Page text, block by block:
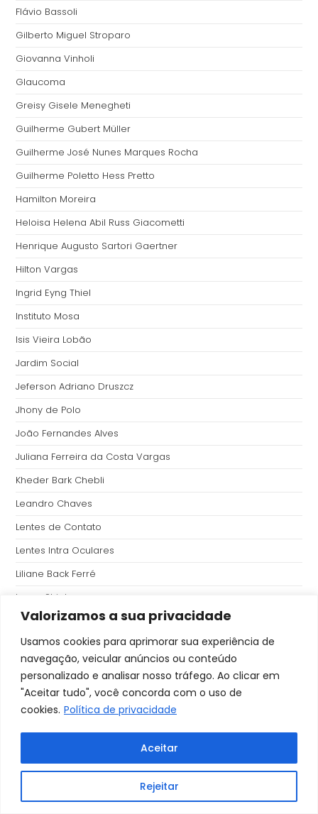
Valorizamos a sua privacidade
Usamos cookies para aprimorar sua experiência de
navegação, veicular anúncios ou conteúdo
personalizado e analisar nosso tráfego. Ao clicar em
"Aceitar tudo", você concorda com o uso de
cookies. Política de privacidade
Rejeitar
Aceitar
Flávio Bassoli
Gilberto Miguel Stroparo
Giovanna Vinholi
Glaucoma
Greisy Gisele Menegheti
Guilherme Gubert Müller
Guilherme José Nunes Marques Rocha
Guilherme Poletto Hess Pretto
Hamilton Moreira
Heloisa Helena Abil Russ Giacometti
Henrique Augusto Sartori Gaertner
Hilton Vargas
Ingrid Eyng Thiel
Instituto Mosa
Isis Vieira Lobão
Jardim Social
Jeferson Adriano Druszcz
Jhony de Polo
João Fernandes Alves
Juliana Ferreira da Costa Vargas
Kheder Bark Chebli
Leandro Chaves
Lentes de Contato
Lentes Intra Oculares
Liliane Back Ferré
Lucas Shiokawa
Luis Ricardo Antunes de Castro
Maite Daniele Bazetti Basso
Marcella Regina Ganho Souza
Marcelo Mendes
Marco Antônio Fadul Maia
Marcos Aurelio Abib Junior
Mariana Botrel Cunha